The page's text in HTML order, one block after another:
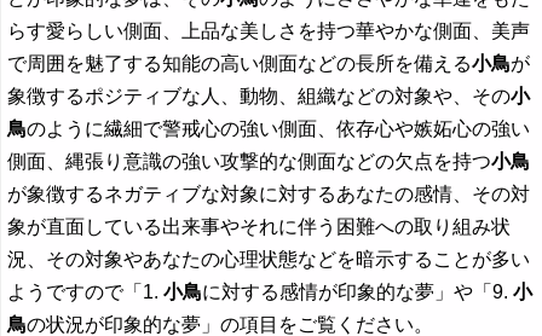
らす愛らしい側面、上品な美しさを持つ華やかな側面、美声
で周囲を魅了する知能の高い側面などの長所を備える小鳥が
象徴するポジティブな人、動物、組織などの対象や、その小
鳥のように繊細で警戒心の強い側面、依存心や嫉妬心の強い
側面、縄張り意識の強い攻撃的な側面などの欠点を持つ小鳥
が象徴するネガティブな対象に対するあなたの感情、その対
象が直面している出来事やそれに伴う困難への取り組み状
況、その対象やあなたの心理状態などを暗示することが多い
ようですので「1.小鳥に対する感情が印象的な夢」や「9.小
鳥の状況が印象的な夢」の項目をご覧ください。